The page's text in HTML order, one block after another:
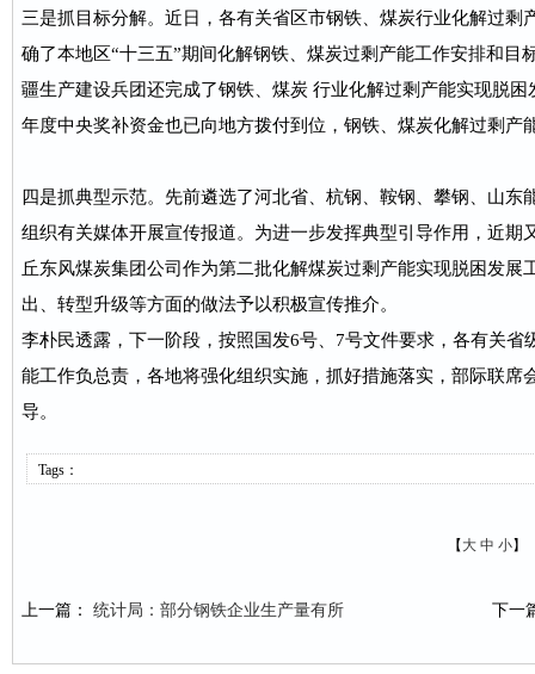
三是抓目标分解。近日，各有关省区市钢铁、煤炭行业化解过剩
确了本地区“十三五”期间化解钢铁、煤炭过剩产能工作安排和目
疆生产建设兵团还完成了钢铁、煤炭 行业化解过剩产能实现脱
年度中央奖补资金也已向地方拨付到位，钢铁、煤炭化解过剩产
四是抓典型示范。先前遴选了河北省、杭钢、鞍钢、攀钢、山东
组织有关媒体开展宣传报道。为进一步发挥典型引导作用，近期
丘东风煤炭集团公司作为第二批化解煤炭过剩产能实现脱困发展
出、转型升级等方面的做法予以积极宣传推介。
李朴民透露，下一阶段，按照国发6号、7号文件要求，各有关省
能工作负总责，各地将强化组织实施，抓好措施落实，部际联席
导。
Tags：
【 大 中 小】
上一篇： 统计局：部分钢铁企业生产量有所 下一